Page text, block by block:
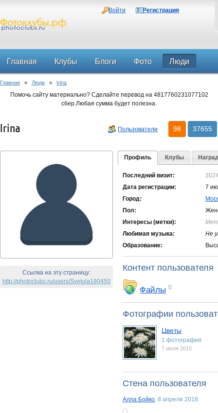
Войти Регистрация
Главная Клубы Блоги Фото Люди
Форум
Главная » Люди » Irina
Помочь сайту материально? Сделайте перевод на 4817760231077102
сбер.Любая сумма будет полезна.
98 37655
Пользователи
Irina
Ссылка на эту страницу:
http://photoclubs.ru/users/Svetula190450
Профиль Клубы
Последний визит:
Дата регистрации:
7
Город:
Пол:
Интересы (метки):
Любимая музыка:
Не
Образование:
Контент пользователя
Файлы 0
Фотографии
Цветы
1 фотография
7 июля 2015
Стена пользователя
Алла Бойко, 8 апреля 2018: